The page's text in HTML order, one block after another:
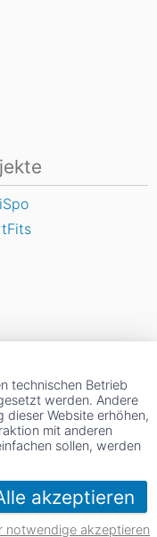
technischen Betrieb
werden. Andere
dieser Website erhöhen,
mit anderen
sollen, werden
akzeptieren
notwendige akzeptieren